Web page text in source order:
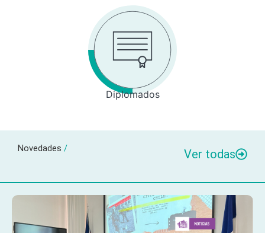
Diplomados
Novedades / Ver todas